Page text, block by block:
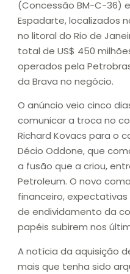
(Concessão BM-C-36)
Espadarte, localizados
no litoral do Rio de
total de US$ 450
operados pela
da Brava no negócio.
O anúncio veio cinco
comunicar a troca no
Richard Kovacs para o
Décio Oddone, que
a fusão que a criou,
Petroleum. O novo
financeiro,
de endividamento da
papéis subirem nos
A notícia da aquisição
mais que tenha sido